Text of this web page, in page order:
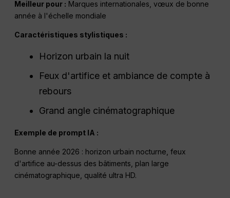
Meilleur pour : Marques internationales, vœux de bonne
année à l'échelle mondiale
Caractéristiques stylistiques :
Horizon urbain la nuit
Feux d'artifice et ambiance de compte à
rebours
Grand angle cinématographique
Exemple de prompt IA :
Bonne année 2026 : horizon urbain nocturne, feux
d'artifice au-dessus des bâtiments, plan large
cinématographique, qualité ultra HD.